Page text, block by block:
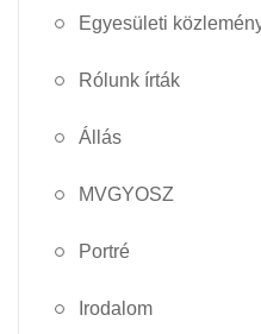
Egyesületi
Rólunk írták
Állás
MVGYOSZ
Portré
Irodalom